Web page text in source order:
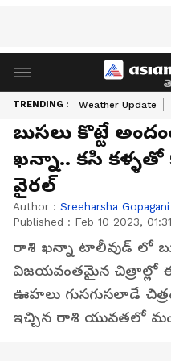
TRENDING : Weather Update
బుసలు కొట్టే
ఖన్నా.. కసి కళ్ళతో
వైరల్
Author : Sreeharsha Gopagani
Published : Feb 10 2023,
రాశి ఖన్నా టాలీవుడ్ లో
విజయవంతమైన చిత్రాల్లో
ఊహలు గుసగుసలాడే
ఇచ్చిన రాశి యువతలో మంచి